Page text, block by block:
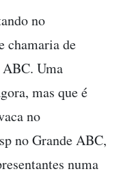
no
chamaria de
Uma
mas que é
no
no Grande ABC,
numa